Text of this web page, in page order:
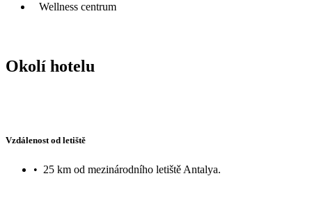
Wellness centrum
Okolí hotelu
Vzdálenost od letiště
• 25 km od mezinárodního letiště Antalya.